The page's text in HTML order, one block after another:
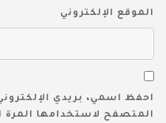
الموقع الإلكتروني
احفظ اسمي، بريدي
المتصفح لاستخدامها المرة